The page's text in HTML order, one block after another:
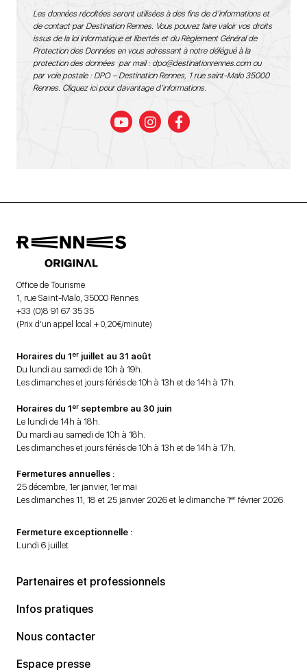
Les données récoltées seront utilisées à des fins de d’informations et
de contact par Destination Rennes. Vous pouvez faire valoir vos droits
issus de la loi informatique et libertés et du Règlement Général de
Protection des Données en vous adressant à notre délégué à la
protection des données par mail : dpo@destinationrennes.comou
par voie postale : DPO – Destination Rennes, 1 rue saint-Malo 35000
Rennes. Cliquez ici pour davantage d’informations.
Office de Tourisme
1, rue Saint-Malo, 35000 Rennes
+33 (0)8 91 67 35 35
(Prix d’un appel local + 0,20€/minute)
Horaires du 1er juillet au 31 août
Du lundi au samedi de 10h à 19h.
Les dimanches et jours fériés de 10h à 13h et de 14h à 17h.
Horaires du 1er septembre au 30 juin
Le lundi de 14h à 18h.
Du mardi au samedi de 10h à 18h.
Les dimanches et jours fériés de 10h à 13h et de 14h à 17h.
Fermetures annuelles :
25 décembre, 1er janvier, 1er mai
Les dimanches 11, 18 et 25 janvier 2026 et le dimanche 1er février 2026.
Fermeture exceptionnelle :
Lundi 6 juillet
Partenaires et professionnels
Infos pratiques
Nous contacter
Espace presse